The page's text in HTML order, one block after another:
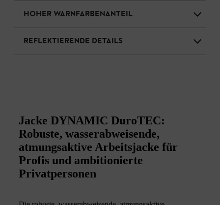
HOHER WARNFARBENANTEIL
REFLEKTIERENDE DETAILS
Jacke DYNAMIC DuroTEC:
Robuste, wasserabweisende,
atmungsaktive Arbeitsjacke für
Profis und ambitionierte
Privatpersonen